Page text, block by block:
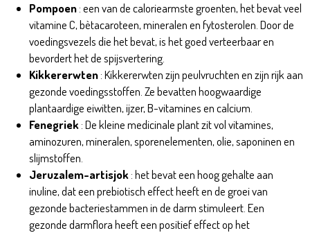
Pompoen: een van de caloriearmste groenten, het bevat veel
vitamine C, bètacaroteen, mineralen en fytosterolen. Door de
voedingsvezels die het bevat, is het goed verteerbaar en
bevordert het de spijsvertering.
Kikkererwten: Kikkererwten zijn peulvruchten en zijn rijk aan
gezonde voedingsstoffen. Ze bevatten hoogwaardige
plantaardige eiwitten, ijzer, B-vitamines en calcium.
Fenegriek: De kleine medicinale plant zit vol vitamines,
aminozuren, mineralen, sporenelementen, olie, saponinen en
slijmstoffen.
Jeruzalem-artisjok: het bevat een hoog gehalte aan
inuline, dat een prebiotisch effect heeft en de groei van
gezonde bacteriestammen in de darm stimuleert. Een
gezonde darmflora heeft een positief effect op het